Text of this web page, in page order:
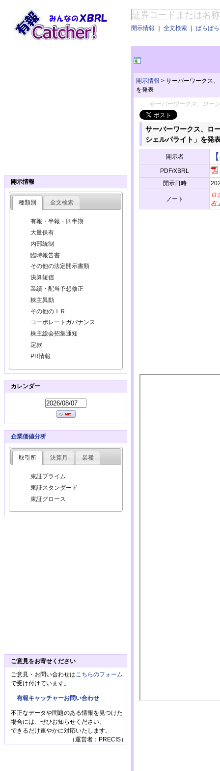
開示情報 ｜ 全文検索 ｜ ぱらぱ
開示情報 > サーバーワークス
を発表
サーバーワークス、ロー
サーバーワークス、ロ
シェルパライト」を発
開示者
PDF/XBRL
開示日時
ノート
ロ
右
開示情報
種類別 全文検索
有報・半報・四半期
大量保有
内部統制
臨時報告書
その他の法定開示書類
決算短信
業績・配当予想修正
株主異動
その他のＩＲ
コーポレートガバナンス
株主総会招集通知
定款
PR情報
カレンダー
企業価値分析
取引所 決算月 業種
東証プライム
東証スタンダード
東証グロース
ご意見をお寄せください
ご意見・お問い合わせは こちらのフォーム
で受け付けています。
有報キャッチャーお問い合わせ
不正なデータや問題のある情報を見つけた
場合には、ぜひお知らせください。
できるだけ速やかに対応いたします。
（運営者：PRECIS）